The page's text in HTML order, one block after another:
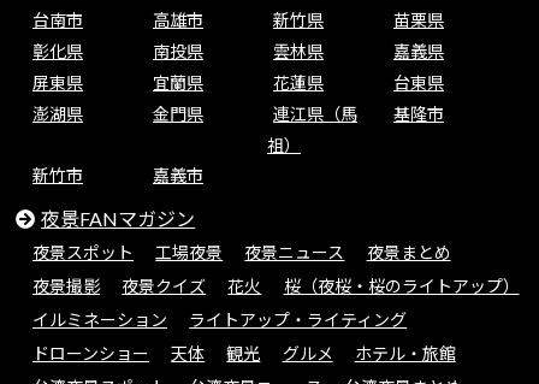
台南市
高雄市 新竹県
苗栗県
彰化県
南投県 雲林県
嘉義県
屏東県
宜蘭県 花蓮県
台東県
澎湖県
金門県
連江県（馬
祖）
基隆市
新竹市 嘉義市
夜景FANマガジン
夜景スポット 工場夜景 夜景ニュース
夜景まとめ
夜景撮影
夜景クイズ 花火
桜（夜桜・桜のライトアップ）
イルミネーション
ライトアップ・ライティング
ドローンショー
天体 観光 グルメ
ホテル・旅館